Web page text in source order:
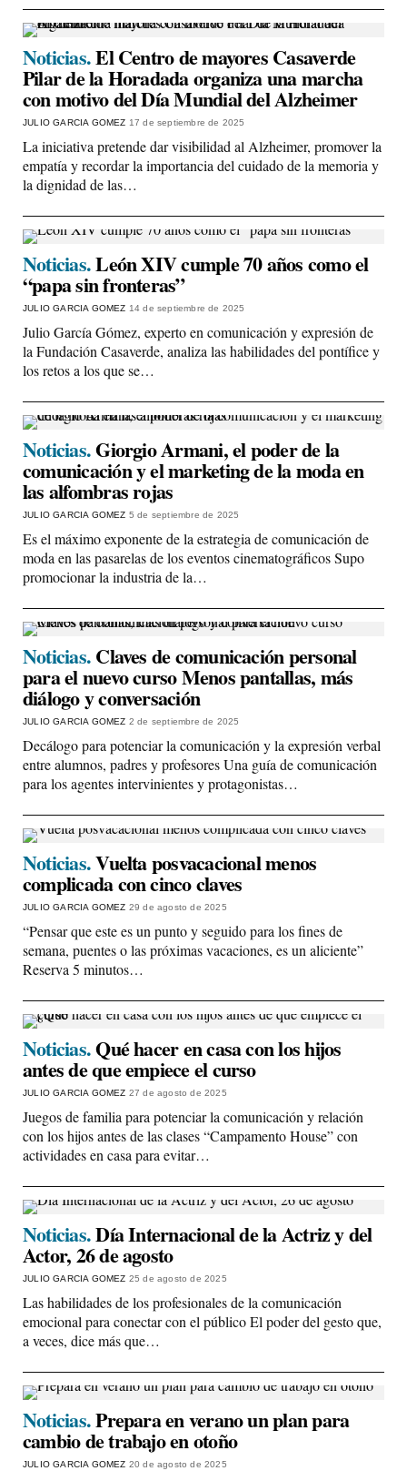
Noticias.El Centro de mayores Casaverde
Pilar de la Horadada organiza una marcha
con motivo del Día Mundial del Alzheimer
JULIO GARCIA GOMEZ 17 de septiembre de 2025
La iniciativa pretende dar visibilidad al Alzheimer, promover la
empatía y recordar la importancia del cuidado de la memoria y
la dignidad de las…
Noticias.León XIV cumple 70 años como el
“papa sin fronteras”
JULIO GARCIA GOMEZ 14 de septiembre de 2025
Julio García Gómez, experto en comunicación y expresión de
la Fundación Casaverde, analiza las habilidades del pontífice y
los retos a los que se…
Noticias.Giorgio Armani, el poder de la
comunicación y el marketing de la moda en
las alfombras rojas
JULIO GARCIA GOMEZ 5 de septiembre de 2025
Es el máximo exponente de la estrategia de comunicación de
moda en las pasarelas de los eventos cinematográficos Supo
promocionar la industria de la…
Noticias.Claves de comunicación personal
para el nuevo curso Menos pantallas, más
diálogo y conversación
JULIO GARCIA GOMEZ 2 de septiembre de 2025
Decálogo para potenciar la comunicación y la expresión verbal
entre alumnos, padres y profesores Una guía de comunicación
para los agentes intervinientes y protagonistas…
Noticias.Vuelta posvacacional menos
complicada con cinco claves
JULIO GARCIA GOMEZ 29 de agosto de 2025
“Pensar que este es un punto y seguido para los fines de
semana, puentes o las próximas vacaciones, es un aliciente”
Reserva 5 minutos…
Noticias.Qué hacer en casa con los hijos
antes de que empiece el curso
JULIO GARCIA GOMEZ 27 de agosto de 2025
Juegos de familia para potenciar la comunicación y relación
con los hijos antes de las clases “Campamento House” con
actividades en casa para evitar…
Noticias.Día Internacional de la Actriz y del
Actor, 26 de agosto
JULIO GARCIA GOMEZ 25 de agosto de 2025
Las habilidades de los profesionales de la comunicación
emocional para conectar con el público El poder del gesto que,
a veces, dice más que…
Noticias.Prepara en verano un plan para
cambio de trabajo en otoño
JULIO GARCIA GOMEZ 20 de agosto de 2025